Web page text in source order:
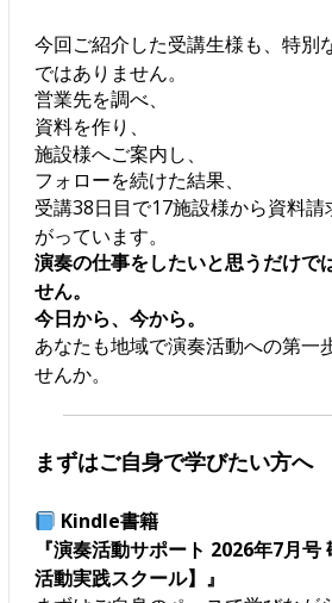
今回ご紹介した受講生様も、特別
ではありません。
営業先を調べ、
資料を作り、
施設様へご案内し、
フォローを続けた結果、
受講38日目で17施設様から資料
がっています。
演奏の仕事をしたいと思うだけで
せん。
今日から、今から。
あなたも地域で演奏活動への第一
せんか。
まずはご自身で学びたい方へ
Kindle書籍
『演奏活動サポート 2026年7月
活動実践スクール】』